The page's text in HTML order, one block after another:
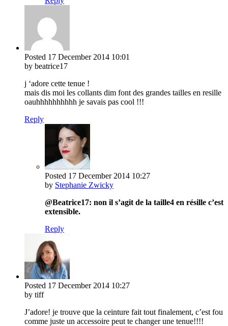
Posted 17 December 2014 10:01
by beatrice17
j ‘adore cette tenue !
mais dis moi les collants dim font des grandes tailles en resille
oauhhhhhhhhhh je savais pas cool !!!
Reply
Posted 17 December 2014 10:27
by Stephanie Zwicky
@Beatrice17: non il s’agit de la taille4 en résille c’est
extensible.
Reply
Posted 17 December 2014 10:27
by tiff
J’adore! je trouve que la ceinture fait tout finalement, c’est fou
comme juste un accessoire peut te changer une tenue!!!!